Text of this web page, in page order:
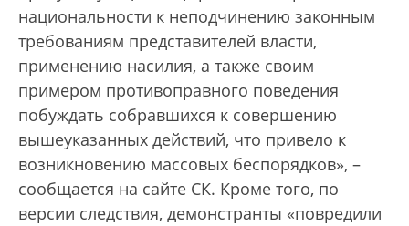
национальности к неподчинению законным
требованиям представителей власти,
применению насилия, а также своим
примером противоправного поведения
побуждать собравшихся к совершению
вышеуказанных действий, что привело к
возникновению массовых беспорядков», –
сообщается на сайте СК. Кроме того, по
версии следствия, демонстранты «повредили